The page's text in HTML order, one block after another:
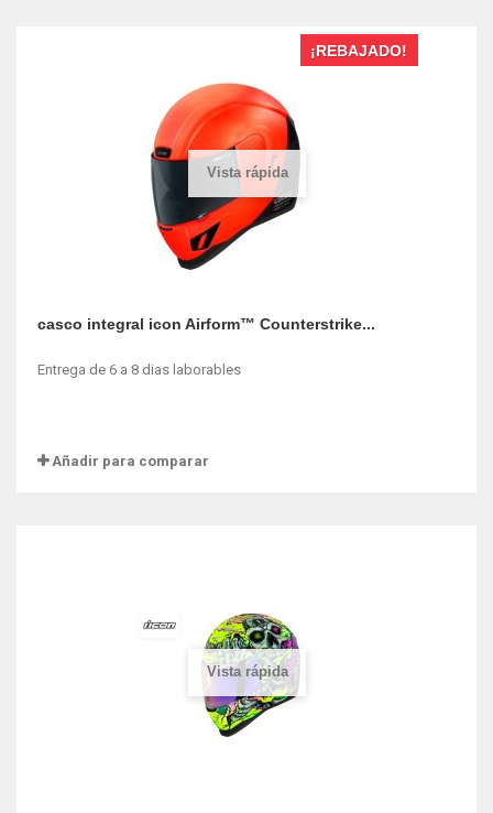
Vista rápida
¡REBAJADO!
casco integral icon Airform™ Counterstrike...
Entrega de 6 a 8 dias laborables
Añadir para comparar
Vista rápida